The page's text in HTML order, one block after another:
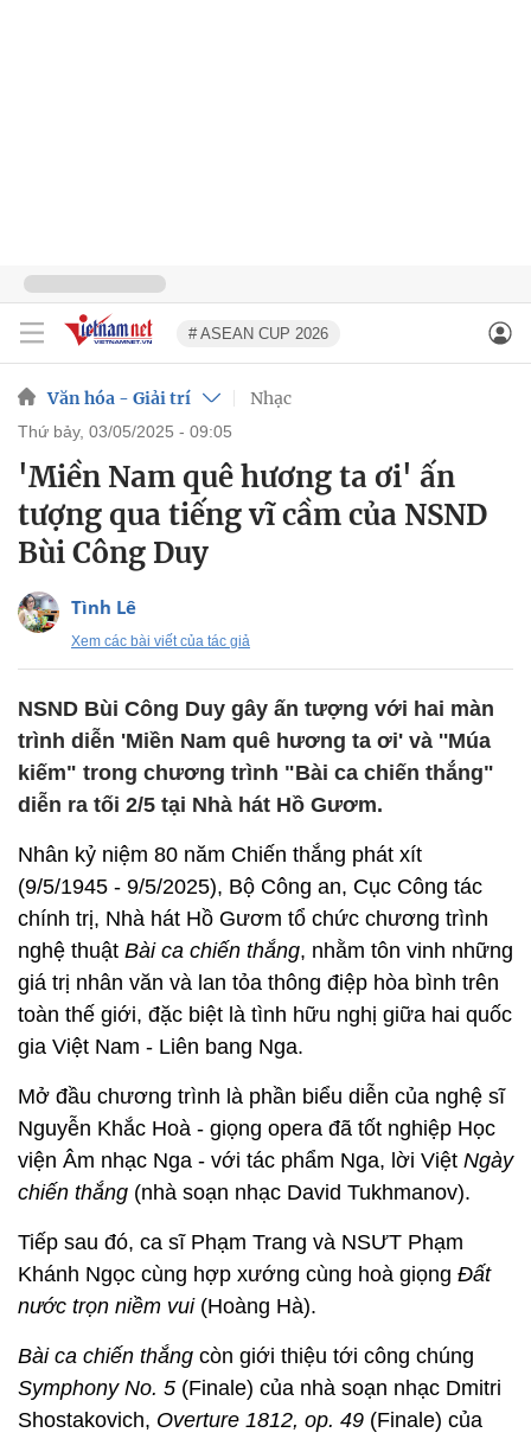
# ASEAN CUP 2026
Văn hóa - Giải trí Nhạc
thứ bảy, 03/05/2025 - 09:05
'Miền Nam quê hương ta ơi' ấn
tượng qua tiếng vĩ cầm của NSND
Bùi Công Duy
Tình Lê
Xem các bài viết của tác giả
NSND Bùi Công Duy gây ấn tượng với hai màn
trình diễn 'Miền Nam quê hương ta ơi' và ''Múa
kiếm" trong chương trình "Bài ca chiến thắng"
diễn ra tối 2/5 tại Nhà hát Hồ Gươm.
Nhân kỷ niệm 80 năm Chiến thắng phát xít
(9/5/1945 - 9/5/2025), Bộ Công an, Cục Công tác
chính trị, Nhà hát Hồ Gươm tổ chức chương trình
nghệ thuật Bài ca chiến thắng, nhằm tôn vinh những
giá trị nhân văn và lan tỏa thông điệp hòa bình trên
toàn thế giới, đặc biệt là tình hữu nghị giữa hai quốc
gia Việt Nam - Liên bang Nga.
Mở đầu chương trình là phần biểu diễn của nghệ sĩ
Nguyễn Khắc Hoà - giọng opera đã tốt nghiệp Học
viện Âm nhạc Nga - với tác phẩm Nga, lời Việt Ngày
chiến thắng (nhà soạn nhạc David Tukhmanov).
Tiếp sau đó, ca sĩ Phạm Trang và NSƯT Phạm
Khánh Ngọc cùng hợp xướng cùng hoà giọng Đất
nước trọn niềm vui (Hoàng Hà).
Bài ca chiến thắng còn giới thiệu tới công chúng
Symphony No. 5 (Finale) của nhà soạn nhạc Dmitri
Shostakovich, Overture 1812, op. 49 (Finale) của